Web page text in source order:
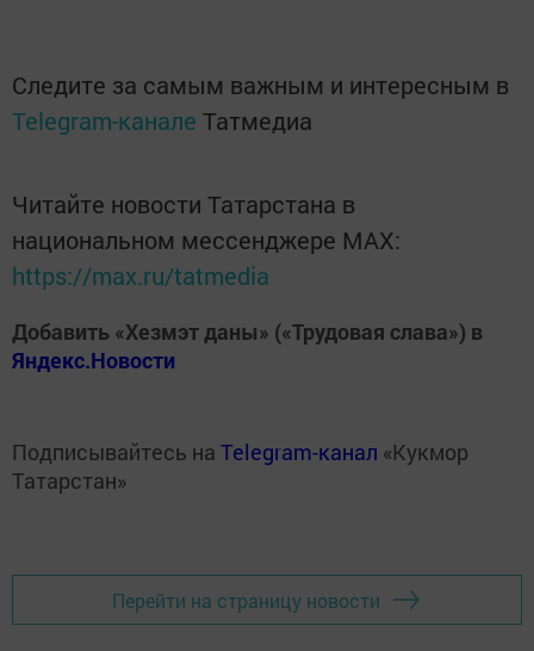
Следите за самым важным и интересным в
Telegram-канале Татмедиа
Читайте новости Татарстана в
национальном мессенджере MАХ:
https://max.ru/tatmedia
Добавить «Хезмэт даны» («Трудовая слава») в
Яндекс.Новости
Подписывайтесь на Telegram-канал «Кукмор
Татарстан»
Перейти на страницу новости